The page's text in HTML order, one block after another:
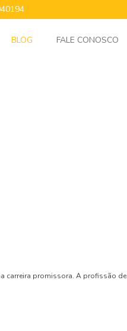
BLOG FALE CONOSCO
carreira promissora. A profissão de